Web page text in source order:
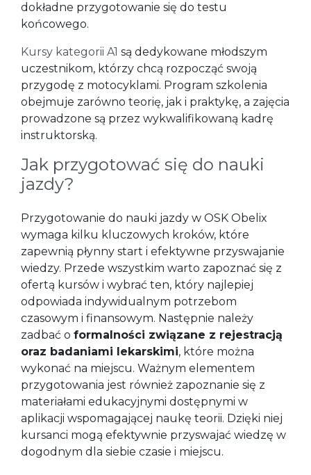
dokładne przygotowanie się do testu
końcowego.
Kursy kategorii A1 są dedykowane młodszym
uczestnikom, którzy chcą rozpocząć swoją
przygodę z motocyklami. Program szkolenia
obejmuje zarówno teorię, jak i praktykę, a zajęcia
prowadzone są przez wykwalifikowaną kadrę
instruktorską.
Jak przygotować się do nauki
jazdy?
Przygotowanie do nauki jazdy w OSK Obelix
wymaga kilku kluczowych kroków, które
zapewnią płynny start i efektywne przyswajanie
wiedzy. Przede wszystkim warto zapoznać się z
ofertą kursów i wybrać ten, który najlepiej
odpowiada indywidualnym potrzebom
czasowym i finansowym. Następnie należy
zadbać o formalności związane z rejestracją
oraz badaniami lekarskimi, które można
wykonać na miejscu. Ważnym elementem
przygotowania jest również zapoznanie się z
materiałami edukacyjnymi dostępnymi w
aplikacji wspomagającej naukę teorii. Dzięki niej
kursanci mogą efektywnie przyswajać wiedzę w
dogodnym dla siebie czasie i miejscu.